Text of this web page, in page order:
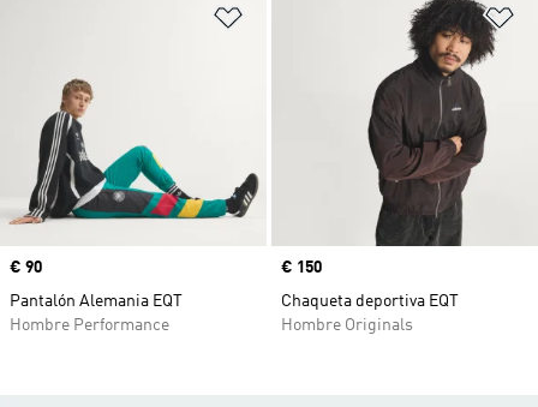
Añadir a la lista de deseos
Precio
€ 90
Pantalón Alemania EQT
Hombre Performance
Precio
€ 150
Chaqueta deportiva EQT
Hombre Originals